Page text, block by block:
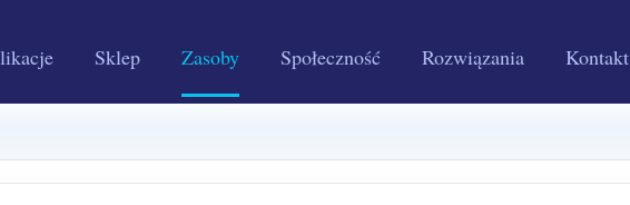
Sklep Zasoby Społeczność Rozwiązania Kontakt